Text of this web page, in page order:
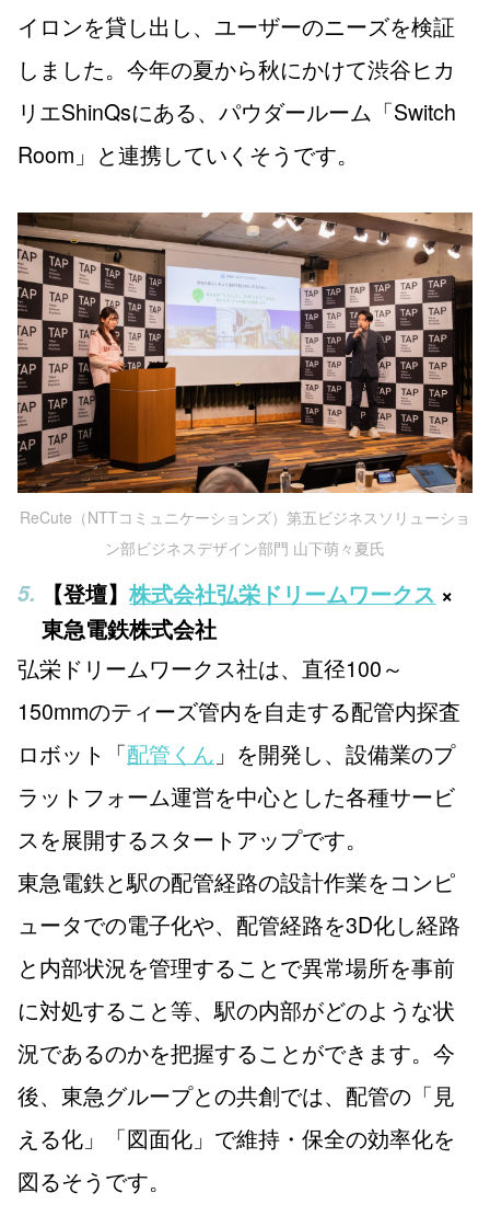
イロンを貸し出し、ユーザーのニーズを検証
しました。今年の夏から秋にかけて渋谷ヒカ
リエShinQsにある、パウダールーム「Switch
Room」と連携していくそうです。
ReCute（NTTコミュニケーションズ）第五ビジネスソリューショ
ン部ビジネスデザイン部門 山下萌々夏氏
【登壇】株式会社弘栄ドリームワークス ×
東急電鉄株式会社
弘栄ドリームワークス社は、直径100～
150mmのティーズ管内を自走する配管内探査
ロボット「配管くん 」を開発し、設備業のプ
ラットフォーム運営を中心とした各種サービ
スを展開するスタートアップです。
東急電鉄と駅の配管経路の設計作業をコンピ
ュータでの電子化や、配管経路を3D化し経路
と内部状況を管理することで異常場所を事前
に対処すること等、駅の内部がどのような状
況であるのかを把握することができます。今
後、東急グループとの共創では、配管の「見
える化」「図面化」で維持・保全の効率化を
図るそうです。